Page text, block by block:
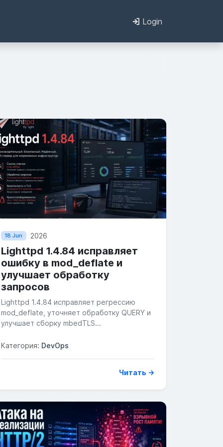
Login
18 Jun 2026
Lighttpd 1.4.84 исправляет
ошибку в mod_deflate и
улучшает обработку
запросов
Lighttpd 1.4.84 исправляет регрессию
mod_deflate, уточняет обработку QUERY и
улучшает сборку mbedTLS...
Категория: DevOps
Читать →